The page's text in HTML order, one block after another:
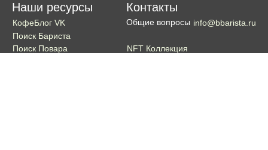
Наши ресурсы
КофеБлог VK
Поиск Бариста
Поиск Повара
Контакты
Общие вопросы info@bbarista.ru
NFT Коллекция